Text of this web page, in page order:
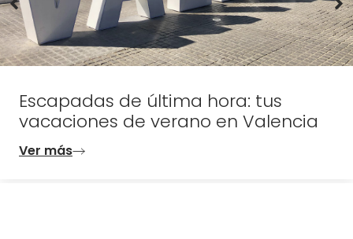
Escapadas de última hora: tus
vacaciones de verano en Valencia
Ver más